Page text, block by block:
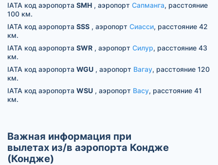
IATA код аэропорта SMH , аэропорт Сапманга, расстояние
100 км.
IATA код аэропорта SSS , аэропорт Сиасси, расстояние 42
км.
IATA код аэропорта SWR , аэропорт Силур, расстояние 43
км.
IATA код аэропорта WGU , аэропорт Вагау, расстояние 120
км.
IATA код аэропорта WSU , аэропорт Васу, расстояние 41
км.
Важная информация при
вылетах из/в аэропорта Кондже
(Кондже)